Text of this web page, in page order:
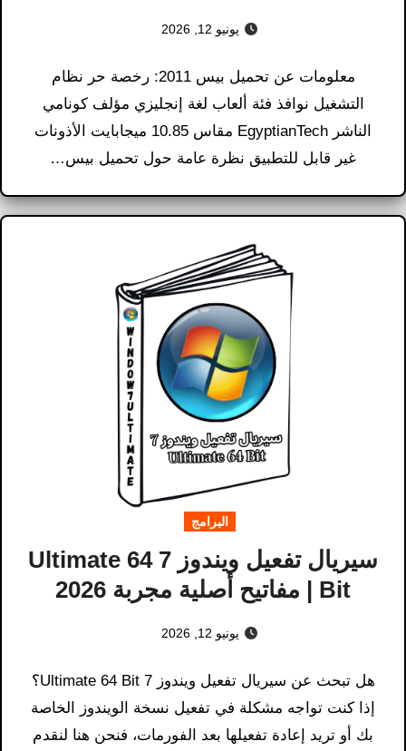
يونيو 12, 2026
معلومات عن تحميل بيس 2011: رخصة حر نظام
التشغيل نوافذ فئة ألعاب لغة إنجليزي مؤلف كونامي
الناشر EgyptianTech مقاس 10.85 ميجابايت الأذونات
غير قابل للتطبيق نظرة عامة حول تحميل بيس…
البرامج
سيريال تفعيل ويندوز 7 Ultimate 64
Bit | مفاتيح أصلية مجربة 2026
يونيو 12, 2026
هل تبحث عن سيريال تفعيل ويندوز 7 Ultimate 64 Bit؟
إذا كنت تواجه مشكلة في تفعيل نسخة الويندوز الخاصة
بك أو تريد إعادة تفعيلها بعد الفورمات، فنحن هنا لنقدم